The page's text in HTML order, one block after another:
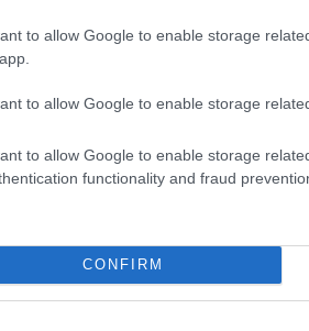
to allow Google to enable storage
to allow Google to enable storage
to allow Google to enable storage
functionality and fraud
CONFIRM